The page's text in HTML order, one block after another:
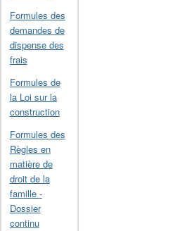
Formules des
demandes de
dispense des
frais
Formules de
la Loi sur la
construction
Formules des
Règles en
matière de
droit de la
famille -
Dossier
continu